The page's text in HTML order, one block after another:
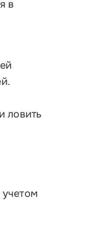
в
ловить